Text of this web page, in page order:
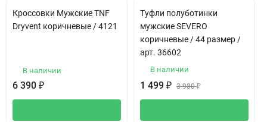
Кроссовки Мужские TNF
Dryvent коричневые / 4121
В наличии
6 390 ₽
Туфли полуботинки
мужские SEVERO
коричневые / 44 размер /
арт. 36602
В наличии
1 499 ₽ 3 980₽